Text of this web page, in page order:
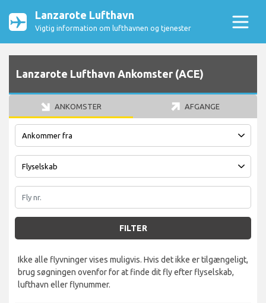
Lanzarote Lufthavn
Vigtig information om lufthavnen og tjenester
Lanzarote Lufthavn Ankomster (ACE)
ANKOMSTER AFGANGE
FILTER
Ikke alle flyvninger vises muligvis. Hvis det ikke er tilgængeligt,
brug søgningen ovenfor for at finde dit fly efter flyselskab,
lufthavn eller flynummer.